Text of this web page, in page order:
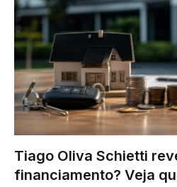
Tiago Oliva Schietti
financiamento? Veja